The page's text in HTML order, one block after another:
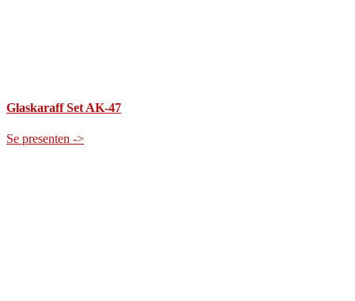
Glaskaraff Set AK-47
Se presenten ->